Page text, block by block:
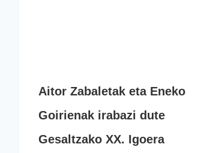
Aitor Zabaletak eta Eneko
Goirienak irabazi dute
Gesaltzako XX. Igoera